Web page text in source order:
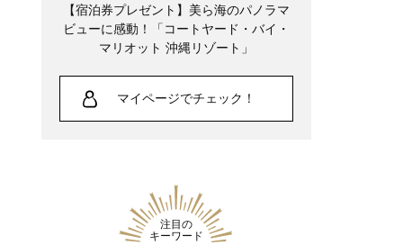
【宿泊券プレゼント】美ら海のパノラマ
ビューに感動！「コートヤード・バイ・
マリオット 沖縄リゾート」
マイページでチェック！
注目の
キーワード